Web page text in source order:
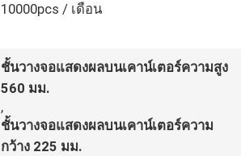
10000pcs / เดือน
ชั้นวางจอแสดงผลบนเคาน์เตอร์ความสูง
560 มม.
,
ชั้นวางจอแสดงผลบนเคาน์เตอร์ความ
กว้าง 225 มม.